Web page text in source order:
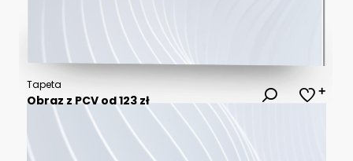
Tapeta
Obraz z PCV od 123 zł